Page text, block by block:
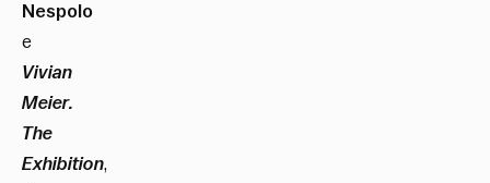
Nespolo
e
Vivian
Meier.
The
Exhibition,